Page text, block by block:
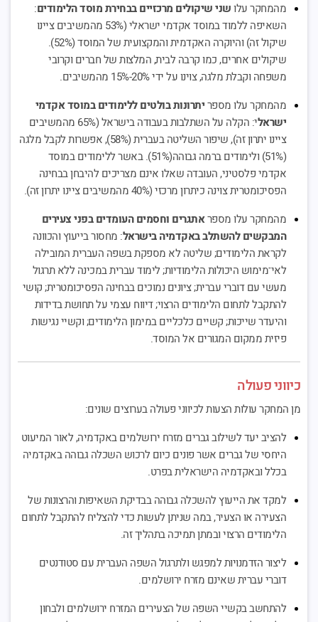
מהמחקר עלושני שיקולים מרכזיים בבחירת מוסד הלימודים:
השאיפה ללמוד במוסד אקדמי ישראלי (53% מהמשיבים ציינו
שיקול זה) והיוקרה האקדמית והמקצועית של
המוסד (52%).
שיקולים אחרים, כמו קרבה לבית, המלצות של חברים וקרובי
משפחה וקבלת מלגה, צוינו על ידי 20%-15% מהמשיבים.
מהמחקר עלו מספריתרונות בולטים ללימודים במוסד אקדמי
ישראל
י: הקלה על השתלבות בעבודה בישראל (65% מהמשיבים
ציינו יתרון זה), שיפור השליטה בעברית (58%), אפשרות לקבל מלגה
(51%) ולימודים ברמה גבוהה(51%). באשר ללימודים במוסד
אקדמי פלסטיני, העובדה שאלו אינם מצריכים להיבחן בבחינה
הפסיכומטרית צוינה כיתרון מרכזי (40% מהמשיבים ציינו יתרון זה).
מהמחקר עלו מספראתגרים וחסמים העומדים בפני צעירים
המבקשים להשתלב באקדמיה בישראל: מחסור בייעוץ והכוונה
לקראת הלימודים; שליטה לא מספקת בשפה העברית המובילה
לאי־מימוש היכולות הלימודיות; לימוד עברית במכינה ללא תרגול
מעשי עם דוברי עברית; ציונים נמוכים בבחינה הפסיכומטרית; קושי
להתקבל לתחום הלימודים הרצוי; דיווח עצמי על תחושת בדידות
והיעדר שייכות; קשיים כלכליים במימון הלימודים; וקשיי נגישות
פיזית ממקום המגורים אל המוסד.
כיווני פעולה
מן המחקר עולות הצעות לכיווני פעולה בערוצים שונים:
להציב יעד לשילוב גברים מזרח ירושלמים באקדמיה, לאור המיעוט
היחסי של גברים אשר פונים כיום לרכוש השכלה גבוהה באקדמיה
בכלל ובאקדמיה הישראלית בפרט.
למקד את הייעוץ להשכלה גבוהה בבדיקת השאיפות והרצונות של
הצעירה או הצעיר, במה שניתן לעשות כדי להצליח להתקבל לתחום
הלימודים הרצוי ובמתן תמיכה בתהליך זה.
ליצור הזדמנויות למפגש ולתרגול השפה העברית עם סטודנטים
דוברי עברית שאינם מזרח ירושלמים.
להתחשב בקשיי השפה של הצעירים המזרח ירושלמים ולבחון